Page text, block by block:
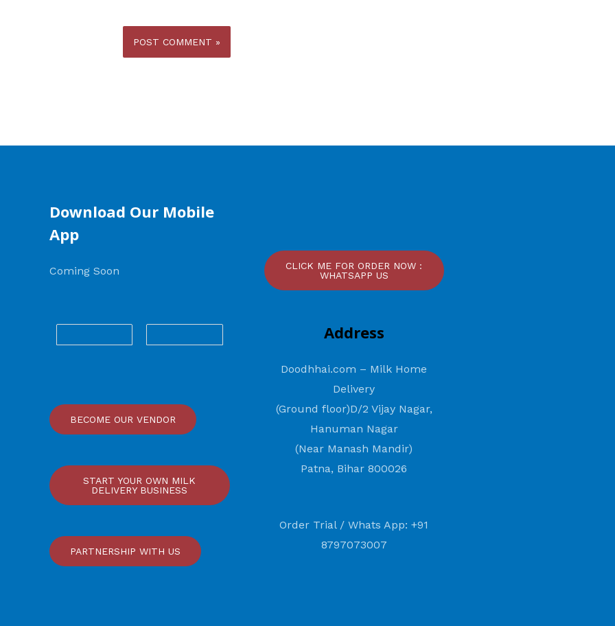
Download Our Mobile
App
Coming Soon
BECOME OUR VENDOR
START YOUR OWN MILK
DELIVERY BUSINESS
PARTNERSHIP WITH US
CLICK ME FOR ORDER NOW :
WHATSAPP US
Address
Doodhhai.com – Milk Home
Delivery
(Ground floor)D/2 Vijay Nagar,
Hanuman Nagar
(Near Manash Mandir)
Patna, Bihar 800026
Order Trial / Whats App: +91
8797073007